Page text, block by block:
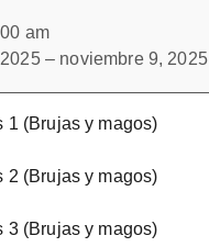
am
– noviembre 9, 2025
1 (Brujas y magos)
2 (Brujas y magos)
3 (Brujas y magos)